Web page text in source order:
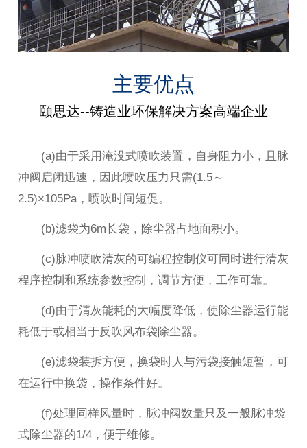
主要优点
颐思达--铸造业环保解决方案高端企业
(a)由于采用淹没式喷吹装置，自身阻力小，且脉
冲阀启闭迅速，因此喷吹压力只需(1.5～
2.5)×105Pa，喷吹时间短促。
(b)滤袋为6m长袋，除尘器占地面积小。
(c)脉冲喷吹清灰的可编程控制仪可同时进行清灰
程序控制和系统参数控制，调节方便，工作可靠。
(d)由于清灰能耗的大幅度降低，使除尘器运行能
耗低于或相当于反吹风布袋除尘器。
(e)滤袋装拆方便，换袋时人与污袋接触短暂，可
在运行中换袋，操作条件好。
(f)处理同样风量时，脉冲阀数量只及一般脉冲袋
式除尘器的1/4，便于维修。